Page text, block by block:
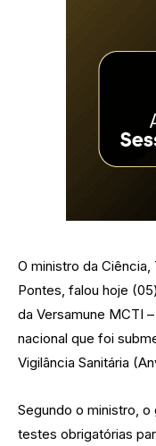
O ministro da
Pontes, falou hoje
da Versamune MCTI
nacional que foi
Vigilância Sanitária
Segundo o ministro,
testes obrigatórias